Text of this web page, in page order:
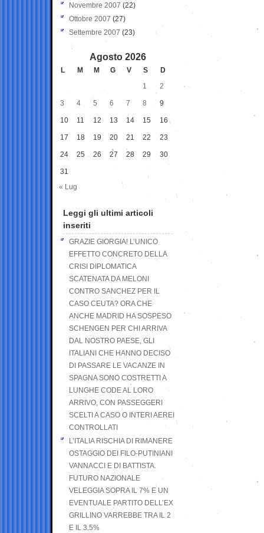
Novembre 2007 (22)
Ottobre 2007 (27)
Settembre 2007 (23)
Agosto 2026
L M M G V S
D
1
2
3 4 5 6 7 8 9
10 11 12 13 14 15 16
17 18 19 20 21 22 23
24 25 26 27 28 29 30
31
« Lug
Leggi gli ultimi articoli
inseriti
GRAZIE GIORGIA! L’UNICO
EFFETTO CONCRETO DELLA
CRISI DIPLOMATICA
SCATENATA DA MELONI
CONTRO SANCHEZ PER IL
CASO CEUTA? ORA CHE
ANCHE MADRID HA SOSPESO
SCHENGEN PER CHI ARRIVA
DAL NOSTRO PAESE, GLI
ITALIANI CHE HANNO DECISO
DI PASSARE LE VACANZE IN
SPAGNA SONO COSTRETTI A
LUNGHE CODE AL LORO
ARRIVO, CON PASSEGGERI
SCELTI A CASO O INTERI AEREI
CONTROLLATI
L’ITALIA RISCHIA DI RIMANERE
OSTAGGIO DEI FILO-PUTINIANI
VANNACCI E DI BATTISTA.
FUTURO NAZIONALE
VELEGGIA SOPRA IL 7% E UN
EVENTUALE PARTITO DELL’EX
GRILLINO VARREBBE TRA IL 2
E IL 3.5%